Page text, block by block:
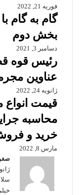
فوریه 21, 2022
گام به گام
بخش دوم
دسامبر 3, 2021
رئیس قوه
عناوین
ژانویه 24, 2022
قیمت انواع
محاسبه
خرید و
مارس 8, 2022
ژانویه 23,